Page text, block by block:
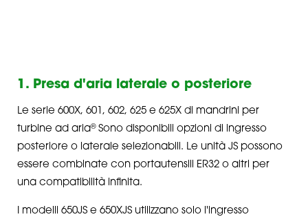
1. Presa d'aria laterale o posteriore
Le serie 600X, 601, 602, 625 e 625X di mandrini per
turbine ad aria®Sono disponibili opzioni di ingresso
posteriore o laterale selezionabili. Le unità JS possono
essere combinate con portautensili ER32 o altri per
una compatibilità infinita.
I modelli 650JS e 650XJS utilizzano solo l'ingresso